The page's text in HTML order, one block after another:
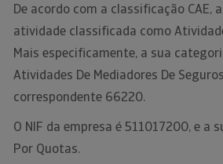
De acordo com a classificação CAE,
atividade classificada como
Mais especificamente, a sua
Atividades De Mediadores De
correspondente 66220.
O NIF da empresa é 511017200, e a
Por Quotas.